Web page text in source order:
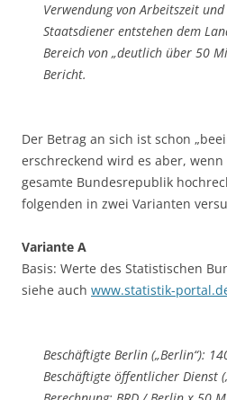
Verwendung von Arbeitszeit
Staatsdiener entstehen dem
Bereich von „deutlich über 50
Bericht.
Der Betrag an sich ist schon
erschreckend wird es aber,
gesamte Bundesrepublik
folgenden in zwei Varianten
Variante A
Basis: Werte des Statistischen
siehe auch www.statistik-
Beschäftigte Berlin („Berlin“):
Beschäftigte öffentlicher Dienst